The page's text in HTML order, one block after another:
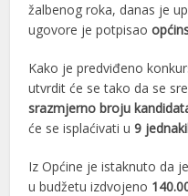
žalbenog roka, danas je
ugovore je potpisao
Kako je predviđeno
utvrdit će se tako da se
srazmjerno broju
će se isplaćivati u9
Iz Općine je istaknuto da
u budžetu izdvojeno